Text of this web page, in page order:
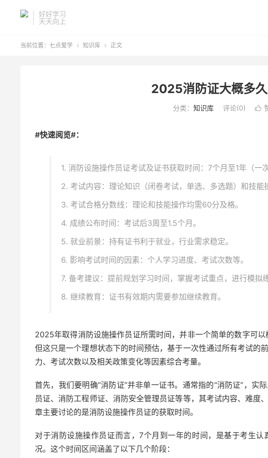
好好学习
天天向上
当前位置： 七点爱学  知识库  正文
2025消防证大概多
分类： 知识库 评论(0) 
#快速阅览#：
1. 消防设施操作员证考试及证书获取时间：7个月至1年（一
2. 考试内容：理论知识（闭卷考试，单选、多选题）和技能
3. 考试合格分数线：理论和技能操作均需60分及格。
4. 成绩公布时间：考试后3周至1.5个月。
5. 就业前景：持有证书利于就业，行业需求稳定。
6. 影响考试时间的因素：个人学习进度、考试次数等。
7. 备考建议：提前规划学习时间，掌握考试重点，进行模拟练
8. 继续教育：证书有效期内需要参加继续教育。
2025年取得消防设施操作员证所需时间，并非一个简单的数字可以
但这只是一个理想状态下的时间预估，基于一次性通过所有考试的
力、考试次数以及相关政策变化等因素综合考量。
首先，我们要明确“消防证”并非单一证书。通常指的“消防证”，实
员证、消防工程师证、消防安全管理员证等等，其考试内容、难度
章主要讨论的是消防设施操作员证的获取时间。
对于消防设施操作员证而言，7个月到一年的时间，是基于考生
况。这个时间区间涵盖了以下几个阶段：